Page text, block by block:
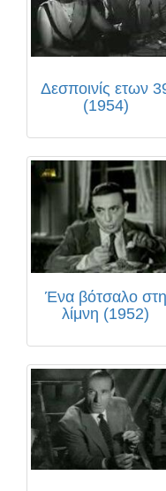
Δεσποινίς ετων
(1954)
Ένα βότσαλο στη
λίμνη (1952)